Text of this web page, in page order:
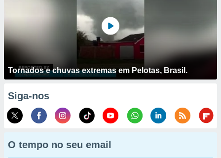
Tornados e chuvas extremas em Pelotas, Brasil.
Siga-nos
O tempo no seu email